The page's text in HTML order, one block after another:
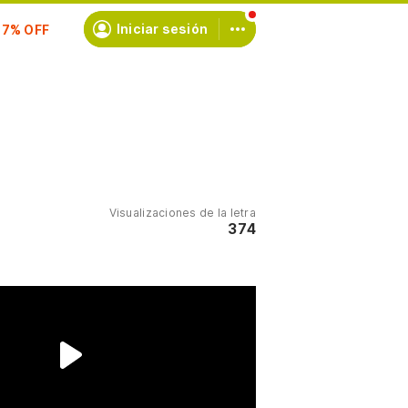
Iniciar sesión
Visualizaciones de la letra
374